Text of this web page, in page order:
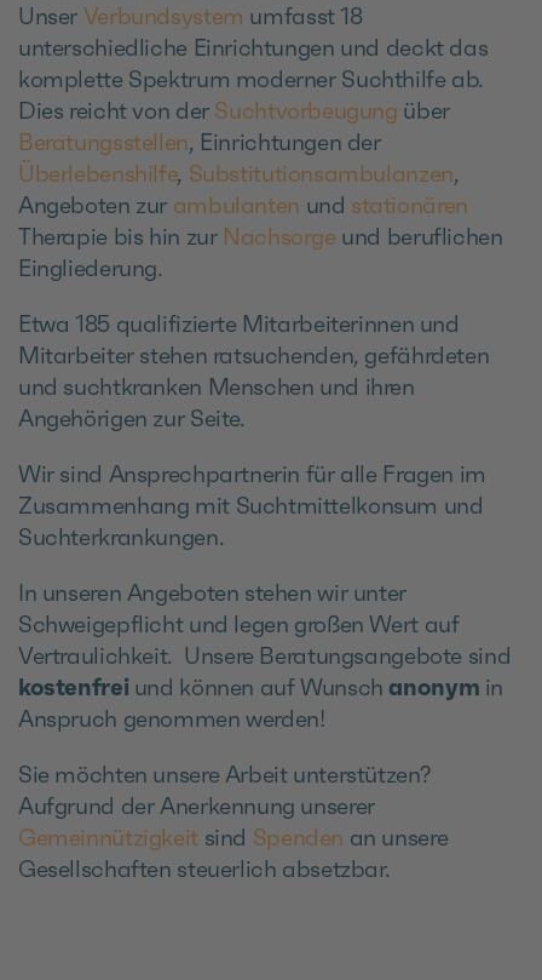
Unser Verbundsystem umfasst 18
unterschiedliche Einrichtungen und deckt das
komplette Spektrum moderner Suchthilfe ab.
Dies reicht von der Suchtvorbeugung über
Beratungsstellen, Einrichtungen der
Überlebenshilfe, Substitutionsambulanzen,
Angeboten zur ambulanten und stationären
Therapie bis hin zur Nachsorge und beruflichen
Eingliederung.
Etwa 185 qualifizierte Mitarbeiterinnen und
Mitarbeiter stehen ratsuchenden, gefährdeten
und suchtkranken Menschen und ihren
Angehörigen zur Seite.
Wir sind Ansprechpartnerin für alle Fragen im
Zusammenhang mit Suchtmittelkonsum und
Suchterkrankungen.
In unseren Angeboten stehen wir unter
Schweigepflicht und legen großen Wert auf
Vertraulichkeit. Unsere Beratungsangebote sind
kostenfreiund können auf Wunschanonym in
Anspruch genommen werden!
Sie möchten unsere Arbeit unterstützen?
Aufgrund der Anerkennung unserer
Gemeinnützigkeit sind Spenden an unsere
Gesellschaften steuerlich absetzbar.